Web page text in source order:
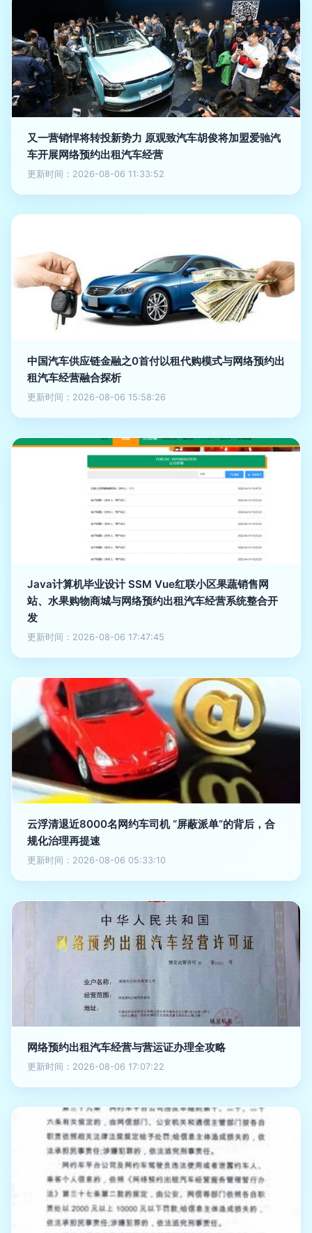
又一营销悍将转投新势力 原观致汽车胡俊将加盟爱驰汽
车开展网络预约出租汽车经营
更新时间：2026-08-06 11:33:52
中国汽车供应链金融之0首付以租代购模式与网络预约出
租汽车经营融合探析
更新时间：2026-08-06 15:58:26
Java计算机毕业设计 SSM Vue红联小区果蔬销售网
站、水果购物商城与网络预约出租汽车经营系统整合开
发
更新时间：2026-08-06 17:47:45
云浮清退近8000名网约车司机 “屏蔽派单”的背后，合
规化治理再提速
更新时间：2026-08-06 05:33:10
网络预约出租汽车经营与营运证办理全攻略
更新时间：2026-08-06 17:07:22